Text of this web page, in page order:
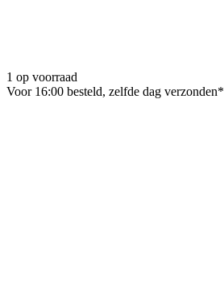
1 op voorraad
Voor 16:00 besteld, zelfde dag verzonden*